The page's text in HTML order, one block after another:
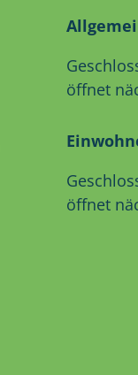
Klicken,
öffnet
Klicken,
öffnet